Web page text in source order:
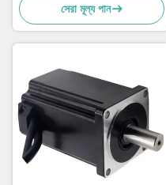
সেরা মূল্য পান